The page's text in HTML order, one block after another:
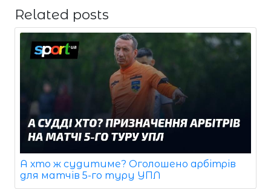
Related posts
А хто ж судитиме? Оголошено арбітрів
для матчів 5-го туру УПЛ